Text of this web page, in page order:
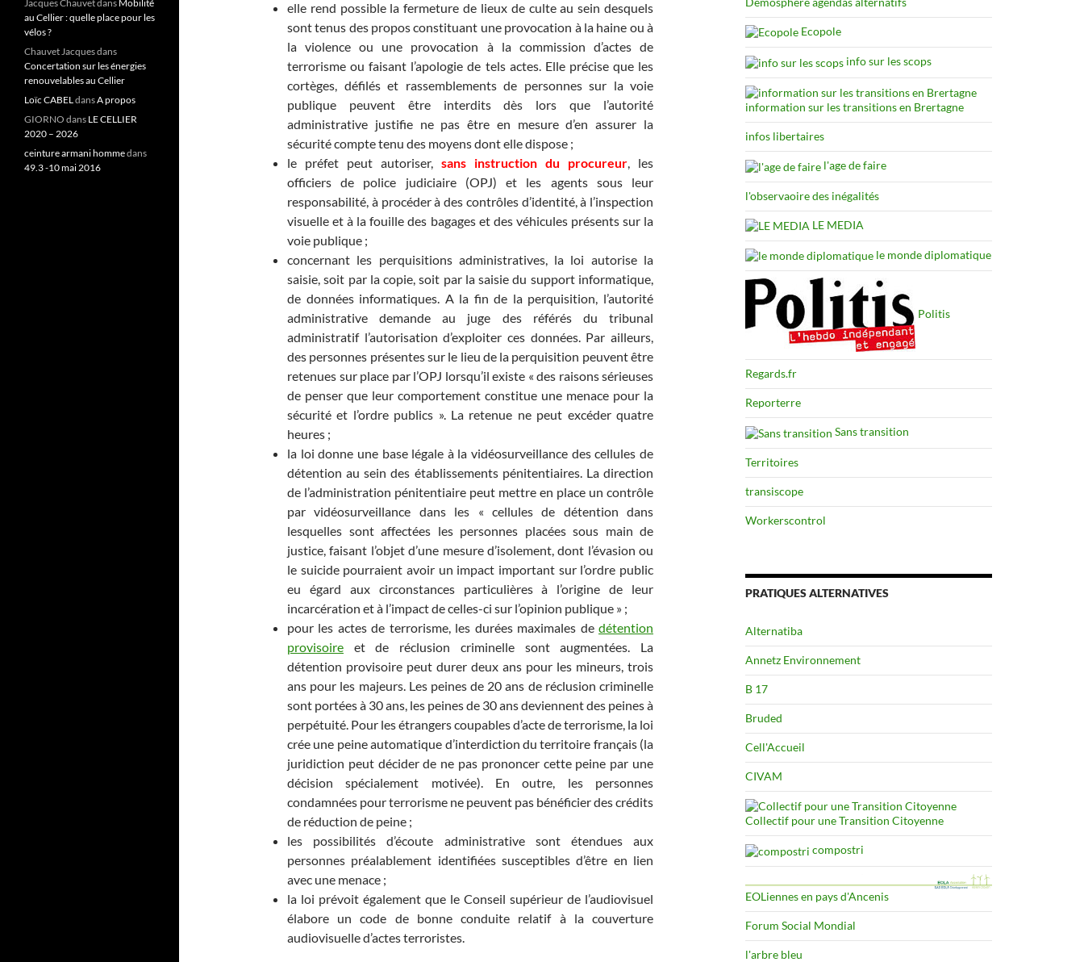
elle rend possible la fermeture de lieux de culte au sein desquels
sont tenus des propos constituant une provocation à la haine ou à
la violence ou une provocation à la commission d’actes de
terrorisme ou faisant l’apologie de tels actes. Elle précise que les
cortèges, défilés et rassemblements de personnes sur la voie
publique peuvent être interdits dès lors que l’autorité
administrative justifie ne pas être en mesure d’en assurer la
sécurité compte tenu des moyens dont elle dispose ;
le préfet peut autoriser, sans instruction du procureur, les
officiers de police judiciaire (OPJ) et les agents sous leur
responsabilité, à procéder à des contrôles d’identité, à l’inspection
visuelle et à la fouille des bagages et des véhicules présents sur la
voie publique ;
concernant les perquisitions administratives, la loi autorise la
saisie, soit par la copie, soit par la saisie du support informatique,
de données informatiques. A la fin de la perquisition, l’autorité
administrative demande au juge des référés du tribunal
administratif l’autorisation d’exploiter ces données. Par ailleurs,
des personnes présentes sur le lieu de la perquisition peuvent être
retenues sur place par l’OPJ lorsqu’il existe « des raisons sérieuses
de penser que leur comportement constitue une menace pour la
sécurité et l’ordre publics ». La retenue ne peut excéder quatre
heures ;
la loi donne une base légale à la vidéosurveillance des cellules de
détention au sein des établissements pénitentiaires. La direction
de l’administration pénitentiaire peut mettre en place un contrôle
par vidéosurveillance dans les « cellules de détention dans
lesquelles sont affectées les personnes placées sous main de
justice, faisant l’objet d’une mesure d’isolement, dont l’évasion ou
le suicide pourraient avoir un impact important sur l’ordre public
eu égard aux circonstances particulières à l’origine de leur
incarcération et à l’impact de celles-ci sur l’opinion publique » ;
pour les actes de terrorisme, les durées maximales de détention
provisoire et de réclusion criminelle sont augmentées. La
détention provisoire peut durer deux ans pour les mineurs, trois
ans pour les majeurs. Les peines de 20 ans de réclusion criminelle
sont portées à 30 ans, les peines de 30 ans deviennent des peines à
perpétuité. Pour les étrangers coupables d’acte de terrorisme, la loi
crée une peine automatique d’interdiction du territoire français (la
juridiction peut décider de ne pas prononcer cette peine par une
décision spécialement motivée). En outre, les personnes
condamnées pour terrorisme ne peuvent pas bénéficier des crédits
de réduction de peine ;
les possibilités d’écoute administrative sont étendues aux
personnes préalablement identifiées susceptibles d’être en lien
avec une menace ;
la loi prévoit également que le Conseil supérieur de l’audiovisuel
élabore un code de bonne conduite relatif à la couverture
audiovisuelle d’actes terroristes.
Ecopole
info sur les scops
information sur les transitions en Brertagne
infos libertaires
l'age de faire
l'observaoire des inégalités
LE MEDIA
le monde diplomatique
Politis
Regards.fr
Reporterre
Sans transition
Territoires
transiscope
Workerscontrol
PRATIQUES ALTERNATIVES
Alternatiba
Annetz Environnement
B 17
Bruded
Cell'Accueil
CIVAM
Collectif pour une Transition Citoyenne
compostri
EOLiennes en pays d'Ancenis
Forum Social Mondial
l'arbre bleu
Jacques Chauvetdans Mobilité
au Cellier : quelle place pour les
vélos ?
Chauvet Jacquesdans
Concertation sur les énergies
renouvelables au Cellier
Loïc CABELdansA propos
GIORNO dans LE CELLIER
2020 – 2026
ceinture armani hommedans
49.3 -10 mai 2016